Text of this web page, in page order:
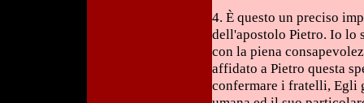
4. È questo un preciso
dell'apostolo Pietro. Io lo
con la piena
affidato a Pietro questa
confermare i fratelli, Egli